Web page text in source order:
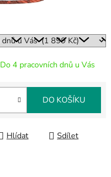
Do 4 pracovních dnů u Vás
DO KOŠÍKU
Hlídat Sdílet